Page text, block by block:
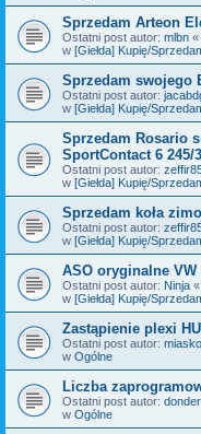
Sprzedam Arteon
Ostatni post autor: mlbn «
w [Giełda] Kupię/
Sprzedam swojego
Ostatni post autor:
w [Giełda] Kupię/
Sprzedam Rosario
SportContact 6 245/
Ostatni post autor:
w [Giełda] Kupię/
Sprzedam koła
Ostatni post autor:
w [Giełda] Kupię/
ASO oryginalne
Ostatni post autor: Ninja «
w [Giełda] Kupię/
Zastąpienie plexi
Ostatni post autor:
w Ogólne
Liczba
Ostatni post autor: donder
w Ogólne